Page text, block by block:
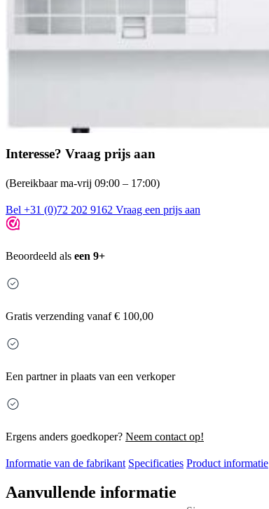
Interesse? Vraag prijs aan
(Bereikbaar ma-vrij 09:00 – 17:00)
Bel +31 (0)72 202 9162 Vraag een prijs aan
Beoordeeld als een 9+
Gratis verzending vanaf € 100,00
Een partner in plaats van een verkoper
Ergens anders goedkoper? Neem contact op!
Informatie van de fabrikant Specificaties Product informatie
Aanvullende informatie